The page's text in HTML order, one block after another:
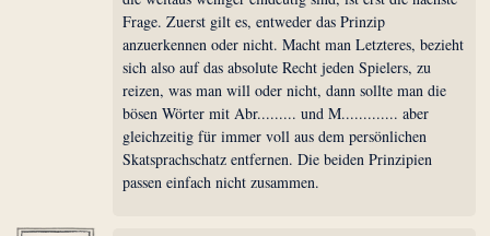
Frage. Zuerst gilt es, entweder das Prinzip
anzuerkennen oder nicht. Macht man Letzteres, bezieht
sich also auf das absolute Recht jeden Spielers, zu
reizen, was man will oder nicht, dann sollte man die
bösen Wörter mit Abr......... und M............. aber
gleichzeitig für immer voll aus dem persönlichen
Skatsprachschatz entfernen. Die beiden Prinzipien
passen einfach nicht zusammen.